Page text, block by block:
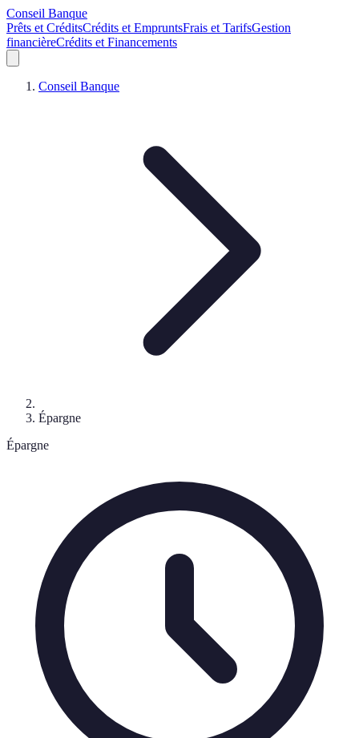
Conseil Banque
Prêts et CréditsCrédits et EmpruntsFrais et TarifsGestion
financièreCrédits et Financements
Conseil Banque
Épargne
Épargne